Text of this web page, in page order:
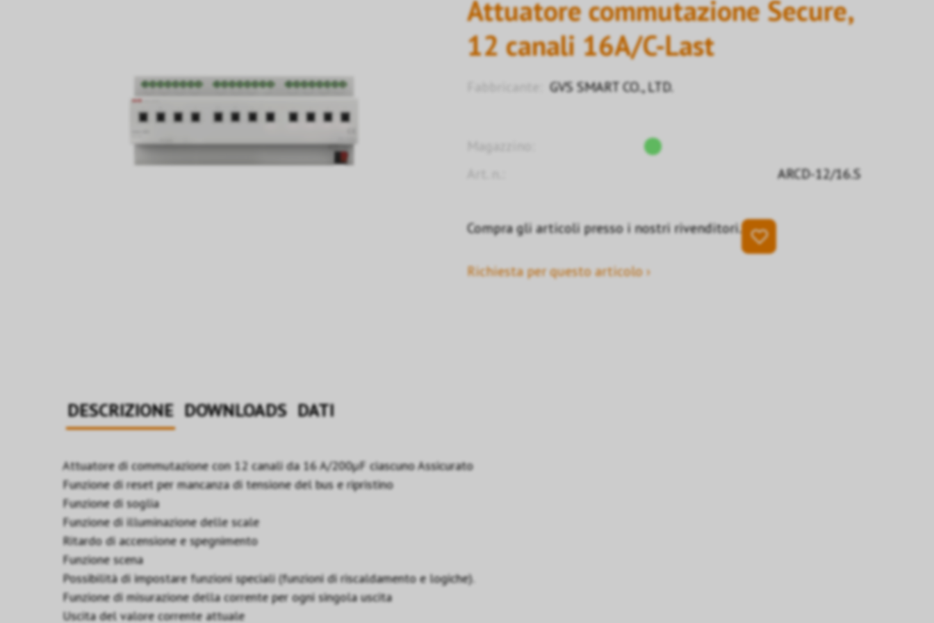
Attuatore commutazione Secure,
12 canali 16A/C-Last
GVS SMART CO., LTD.
ARCD-12/16.S
Compra gli articoli presso i nostri rivenditori.
Richiesta per questo articolo ›
DESCRIZIONE DOWNLOADS DATI
Attuatore di commutazione con 12 canali da 16 A/200µF ciascuno Assicurato
Funzione di reset per mancanza di tensione del bus e ripristino
Funzione di soglia
Funzione di illuminazione delle scale
Ritardo di accensione e spegnimento
Funzione scena
Possibilità di impostare funzioni speciali (funzioni di riscaldamento e logiche).
Funzione di misurazione della corrente per ogni singola uscita
Uscita del valore corrente attuale